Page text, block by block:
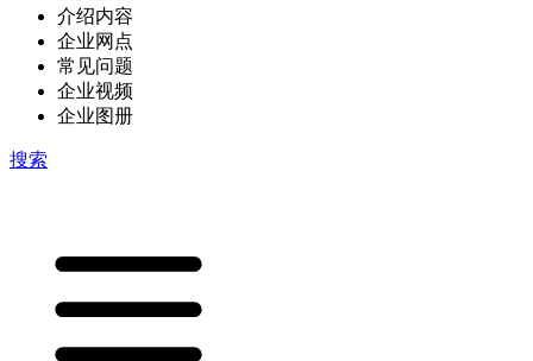
介绍内容
企业网点
常见问题
企业视频
企业图册
搜索